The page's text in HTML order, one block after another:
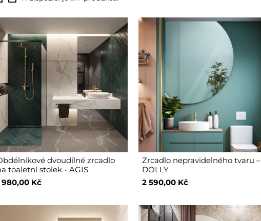
dvoudílné zrcadlo
toaletní stolek - AGIS
980,00 Kč
Zrcadlo nepravidelného tvaru –
DOLLY
2 590,00 Kč